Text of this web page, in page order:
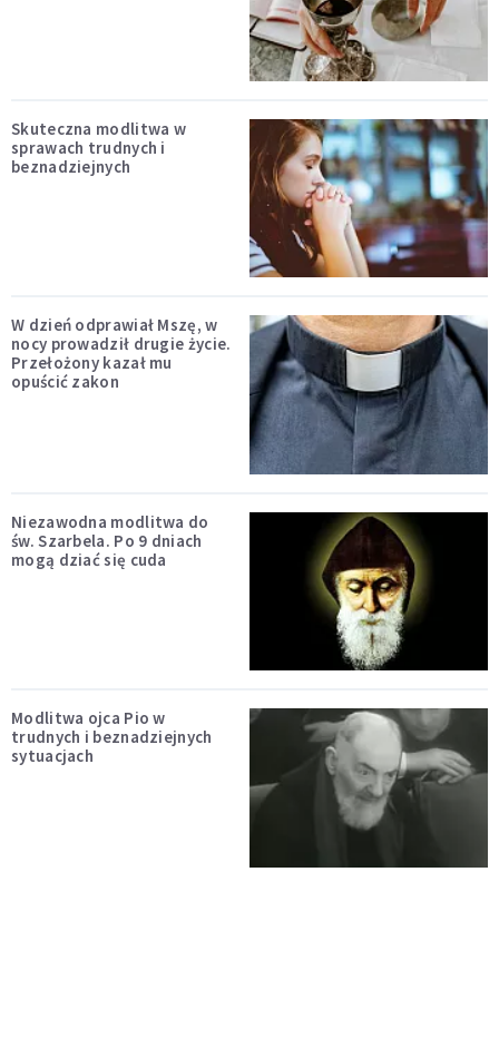
Skuteczna modlitwa w
sprawach trudnych i
beznadziejnych
W dzień odprawiał Mszę, w
nocy prowadził drugie życie.
Przełożony kazał mu
opuścić zakon
Niezawodna modlitwa do
św. Szarbela. Po 9 dniach
mogą dziać się cuda
Modlitwa ojca Pio w
trudnych i beznadziejnych
sytuacjach